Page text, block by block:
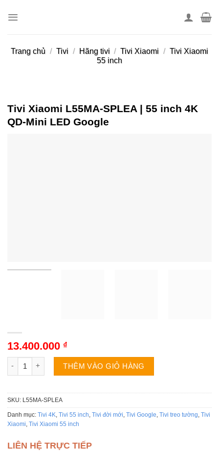
Trang chủ / Tivi / Hãng tivi / Tivi Xiaomi / Tivi Xiaomi
55 inch
Tivi Xiaomi L55MA-SPLEA | 55 inch 4K
QD-Mini LED Google
13.400.000 ₫
Tivi Xiaomi L55MA-SPLEA | 55 inch 4K QD-Mini LED Google
THÊM VÀO GIỎ HÀNG
SKU: L55MA-SPLEA
Danh mục: Tivi 4K Tivi 55 inch Tivi đời mới Tivi Google Tivi treo tường Tivi
Xiaomi Tivi Xiaomi 55 inch
LIÊN HỆ TRỰC TIẾP